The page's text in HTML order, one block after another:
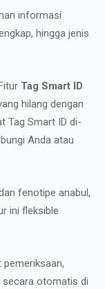
informasi
hingga jenis
Tag Smart ID
hilang dengan
Tag Smart ID di-
Anda atau
fenotipe anabul,
ini fleksible
secara otomatis di